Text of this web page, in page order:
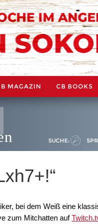
MAGAZIN CB BOOKS
SUCHE:
bei dem Weiß eine
zum Mitchatten auf